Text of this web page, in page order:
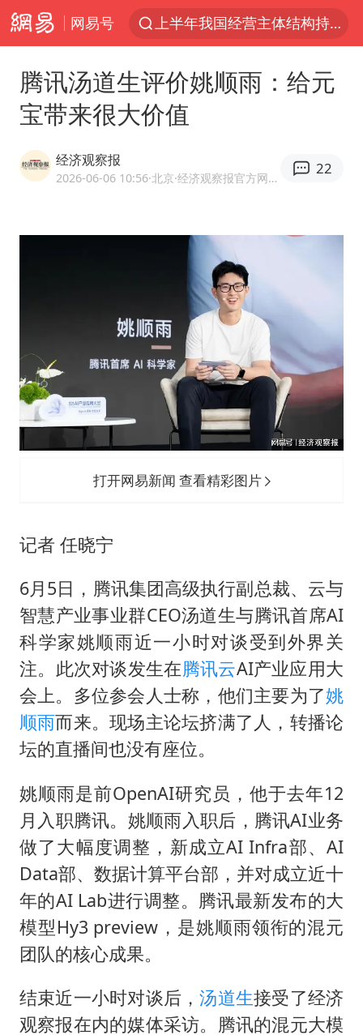
网易号
上半年我国经营主体结构持续优化
《披荆斩棘2026》阵容官宣
白海豚北上或致京津冀暴雨
上海有出现龙卷潜势
上门女婿出轨女邻居多年被判重婚罪
王艺迪2-4不敌张本美和止步4强
泰国：高度重视中国游客旅游体验
2025年小学教师减少13.19万
韩军前线部队连曝丑闻
上海大部迎大暴雨
《龙餐馆》 冲奖
腾讯汤道生评价姚顺雨：给元
宝带来很大价值
经济观察报
2026-06-06 10:56·北京 ·经济观察报官方网易号
22
打开网易新闻 查看精彩图片
记者 任晓宁
6月5日，腾讯集团高级执行副总裁、云与
智慧产业事业群CEO汤道生与腾讯首席AI
科学家姚顺雨近一小时对谈受到外界关
注。此次对谈发生在腾讯云AI产业应用大
会上。多位参会人士称，他们主要为了姚
顺雨而来。现场主论坛挤满了人，转播论
坛的直播间也没有座位。
姚顺雨是前OpenAI研究员，他于去年12
月入职腾讯。姚顺雨入职后，腾讯AI业务
做了大幅度调整，新成立AI Infra部、AI
Data部、数据计算平台部，并对成立近十
年的AI Lab进行调整。腾讯最新发布的大
模型Hy3 preview，是姚顺雨领衔的混元
团队的核心成果。
结束近一小时对谈后，汤道生接受了经济
观察报在内的媒体采访。腾讯的混元大模